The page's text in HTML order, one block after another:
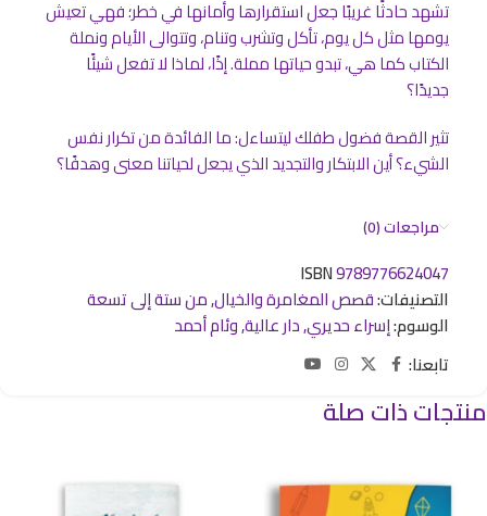
تشهد حادثًا غريبًا جعل استقرارها وأمانها في خطر؛ فهي تعيش
يومها مثل كل يوم، تأكل وتشرب وتنام، وتتوالى الأيام ونملة
الكتاب كما هي، تبدو حياتها مملة. إذًا، لماذا لا تفعل شيئًا
جديدًا؟
تثير القصة فضول طفلك ليتساءل: ما الفائدة من تكرار نفس
الشيء؟ أين الابتكار والتجديد الذي يجعل لحياتنا معنى وهدفًا؟
مراجعات (0)
ISBN9789776624047
التصنيفات:قصص المغامرة والخيال,من ستة إلى تسعة
الوسوم:إسراء حديري,دار عالية,وئام أحمد
تابعنا:
منتجات ذات صلة